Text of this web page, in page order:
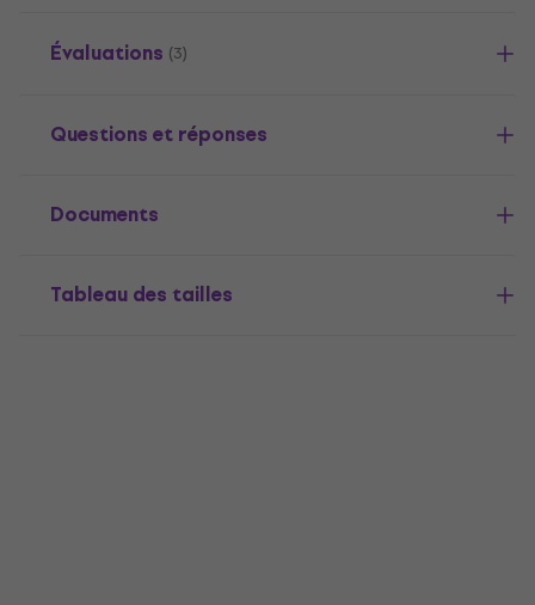
Évaluations (3)
Questions et réponses
Documents
Tableau des tailles